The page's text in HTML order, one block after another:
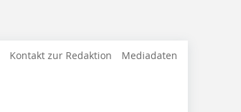
Kontakt zur Redaktion Mediadaten